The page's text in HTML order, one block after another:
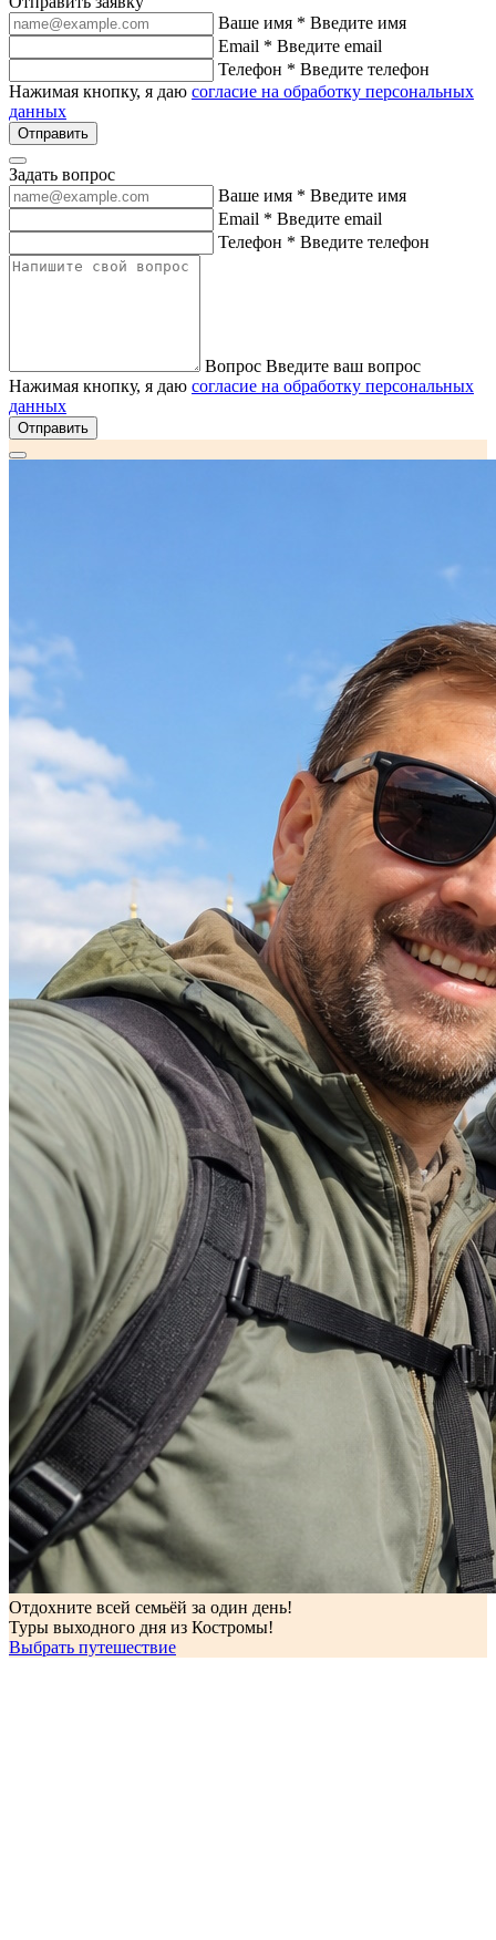
Ваше имя * Введите имя
Email * Введите email
Телефон * Введите телефон
Нажимая кнопку, я даю согласие на обработку персональных
данных
Отправить
Задать вопрос
Ваше имя * Введите имя
Email * Введите email
Телефон * Введите телефон
Вопрос Введите ваш вопрос
Нажимая кнопку, я даю согласие на обработку персональных
данных
Отправить
Отдохните всей семьёй за один день!
Туры выходного дня из Костромы!
Выбрать путешествие